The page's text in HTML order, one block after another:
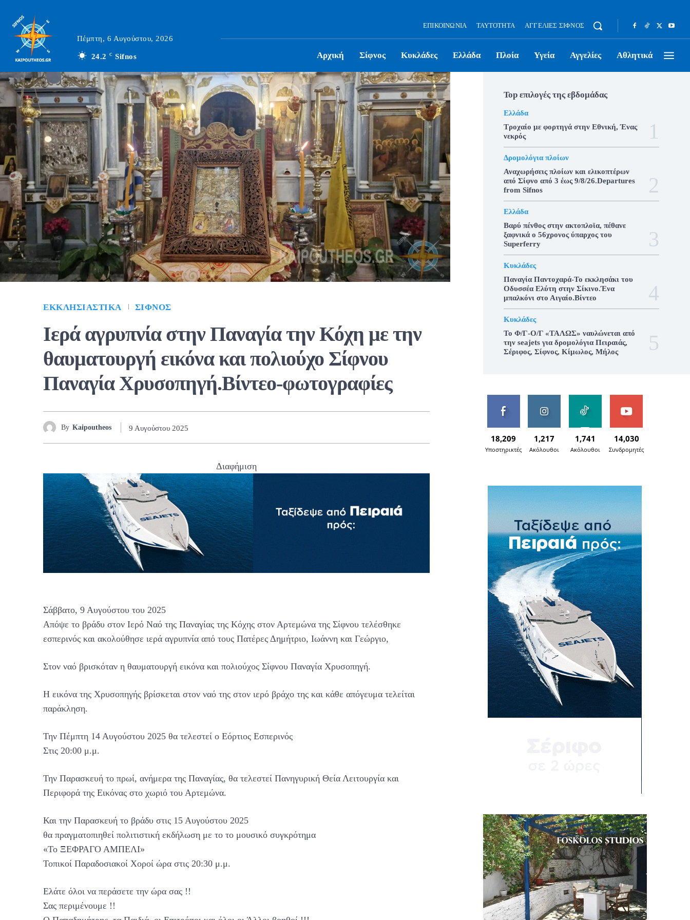
Πέμπτη, 6 Αυγούστου, 2026
24.2 C Sifnos
ΕΠΙΚΟΙΝΩΝΊΑ ΤΑΥΤΌΤΗΤΑ ΑΓΓΕΛΊΕΣ ΣΊΦΝΟΣ
Αρχική Σίφνος Κυκλάδες Ελλάδα Πλοία Υγεία Αγγελίες Αθλητικά
ΕΚΚΛΗΣΙΑΣΤΙΚΆ ΣΊΦΝΟΣ
Ιερά αγρυπνία στην Παναγία την Κόχη με την
θαυματουργή εικόνα και πολιούχο Σίφνου
Παναγία Χρυσοπηγή.Βίντεο-φωτογραφίες
By Kaipoutheos 9 Αυγούστου 2025
Διαφήμιση
Σάββατο, 9 Αυγούστου του 2025
Απόψε το βράδυ στον Ιερό Ναό της Παναγίας της Κόχης στον Αρτεμώνα της Σίφνου τελέσθηκε
εσπερινός και ακολούθησε ιερά αγρυπνία από τους Πατέρες Δημήτριο, Ιωάννη και Γεώργιο,
Στον ναό βρισκόταν η θαυματουργή εικόνα και πολιούχος Σίφνου Παναγία Χρυσοπηγή.
Η εικόνα της Χρυσοπηγής βρίσκεται στον ναό της στον ιερό βράχο της και κάθε απόγευμα τελείται
παράκληση.
Την Πέμπτη 14 Αυγούστου 2025 θα τελεστεί ο Εόρτιος Εσπερινός
Στις 20:00 μ.μ.
Την Παρασκευή το πρωί, ανήμερα της Παναγίας, θα τελεστεί Πανηγυρική Θεία Λειτουργία και
Περιφορά της Εικόνας στο χωριό του Αρτεμώνα.
Και την Παρασκευή το βράδυ στις 15 Αυγούστου 2025
θα πραγματοπιηθεί πολιτιστική εκδήλωση με το το μουσικό συγκρότημα
«Το ΞΕΦΡΑΓΟ ΑΜΠΕΛΙ»
Τοπικοί Παραδοσιακοί Χοροί ώρα στις 20:30 μ.μ.
Ελάτε όλοι να περάσετε την ώρα σας !!
Σας περιμένουμε !!
Top επιλογές της εβδομάδας
Ελλάδα
Τροχαίο με φορτηγά στην Εθνική, Ένας
νεκρός
Δρομολόγια πλοίων
Αναχωρήσεις πλοίων και ελικοπτέρων
από Σίφνο από 3 έως 9/8/26.Departures
from Sifnos
Ελλάδα
Βαρύ πένθος στην ακτοπλοϊα, πέθανε
ξαφνικά ο 56χρονος ύπαρχος του
Superferry
Κυκλάδες
Παναγία Παντοχαρά-Το εκκλησάκι του
Οδυσσέα Ελύτη στην Σίκινο.Ένα
μπαλκόνι στο Αιγαίο.Βίντεο
Κυκλάδες
To Φ/Γ-Ο/Γ «ΤΑΛΩΣ» ναυλώνεται από
την seajets για δρομολόγια Πειραιάς,
Σέριφος, Σίφνος, Κίμωλος, Μήλος
18,209
Υποστηρικτές
1,217
Ακόλουθοι
1,741
Ακόλουθοι
14,030
Συνδρομητές